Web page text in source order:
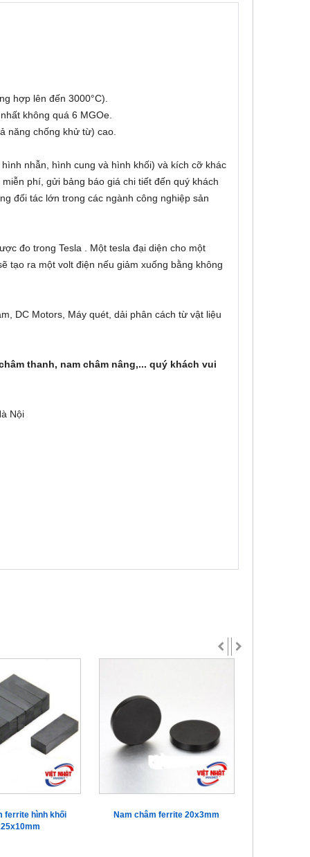
hợp lên đến 3000°C).
không quá 6 MGOe.
năng chống khử từ) cao.
nhẫn, hình cung và hình khối) và kích cỡ khác
phí, gửi bảng báo giá chi tiết đến quý khách
đối tác lớn trong các ngành công nghiệp sản
đo trong Tesla . Một tesla đại diện cho một
tạo ra một volt điện nếu giảm xuống bằng không
DC Motors, Máy quét, dải phân cách từ vật liệu
thanh, nam châm nâng,... quý khách vui
Nội
ferrite hình khối
Nam châm ferrite 20x3mm